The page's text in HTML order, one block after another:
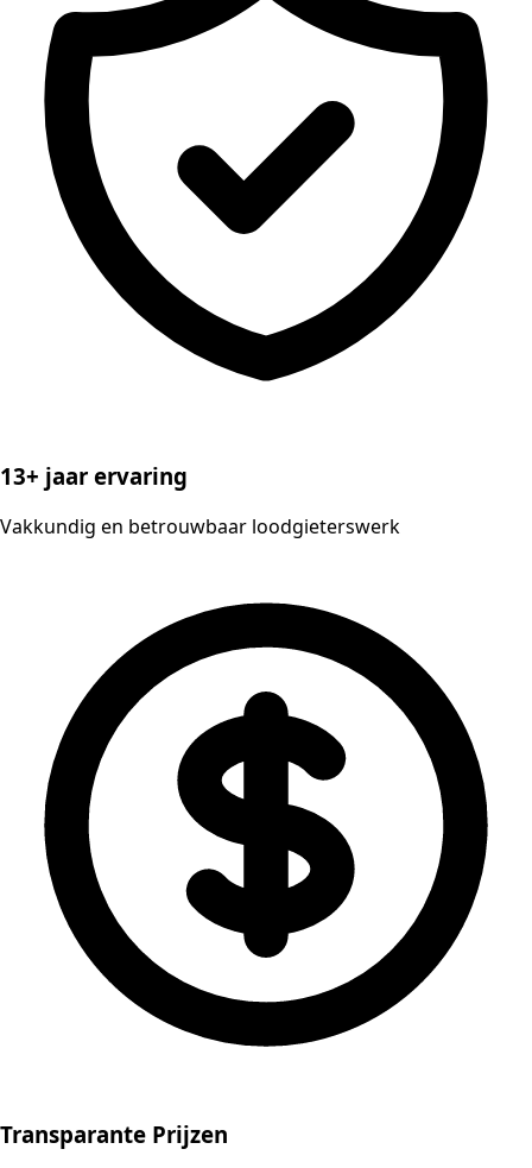
13+ jaar ervaring
Vakkundig en betrouwbaar loodgieterswerk
Transparante Prijzen